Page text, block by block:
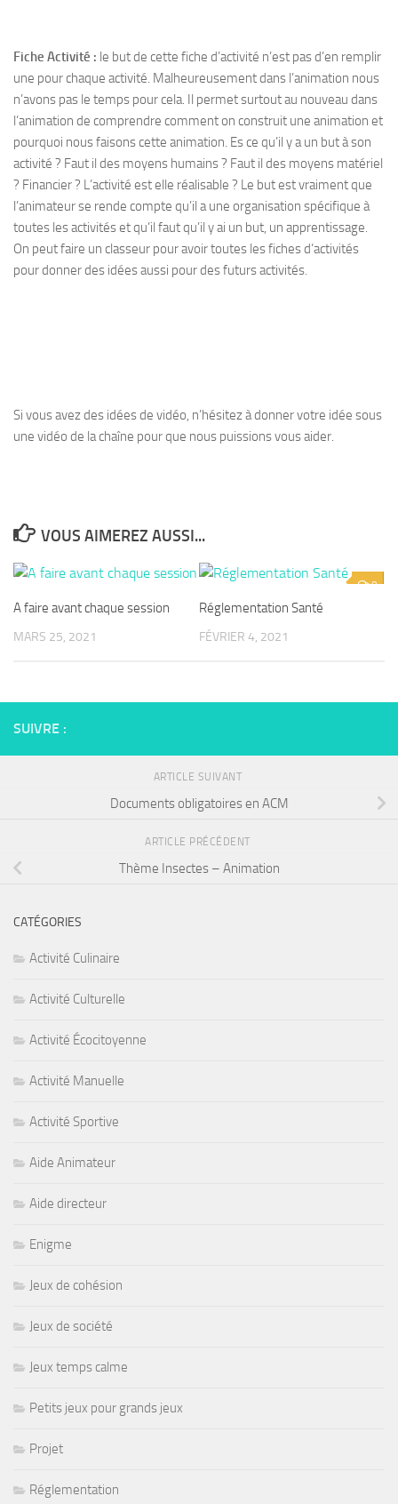
Fiche Activité : le but de cette fiche d’activité n’est pas d’en remplir
une pour chaque activité. Malheureusement dans l’animation nous
n’avons pas le temps pour cela. Il permet surtout au nouveau dans
l’animation de comprendre comment on construit une animation et
pourquoi nous faisons cette animation. Es ce qu’il y a un but à son
activité ? Faut il des moyens humains ? Faut il des moyens matériel
? Financier ? L’activité est elle réalisable ? Le but est vraiment que
l’animateur se rende compte qu’il a une organisation spécifique à
toutes les activités et qu’il faut qu’il y ai un but, un apprentissage.
On peut faire un classeur pour avoir toutes les fiches d’activités
pour donner des idées aussi pour des futurs activités.
Si vous avez des idées de vidéo, n’hésitez à donner votre idée sous
une vidéo de la chaîne pour que nous puissions vous aider.
VOUS AIMEREZ AUSSI...
A faire avant chaque session
MARS 25, 2021
0
Réglementation Santé
FÉVRIER 4, 2021
SUIVRE :
ARTICLE SUIVANT
Documents obligatoires en ACM
ARTICLE PRÉCÉDENT
Thème Insectes – Animation
CATÉGORIES
Activité Culinaire
Activité Culturelle
Activité Écocitoyenne
Activité Manuelle
Activité Sportive
Aide Animateur
Aide directeur
Enigme
Jeux de cohésion
Jeux de société
Jeux temps calme
Petits jeux pour grands jeux
Projet
Réglementation